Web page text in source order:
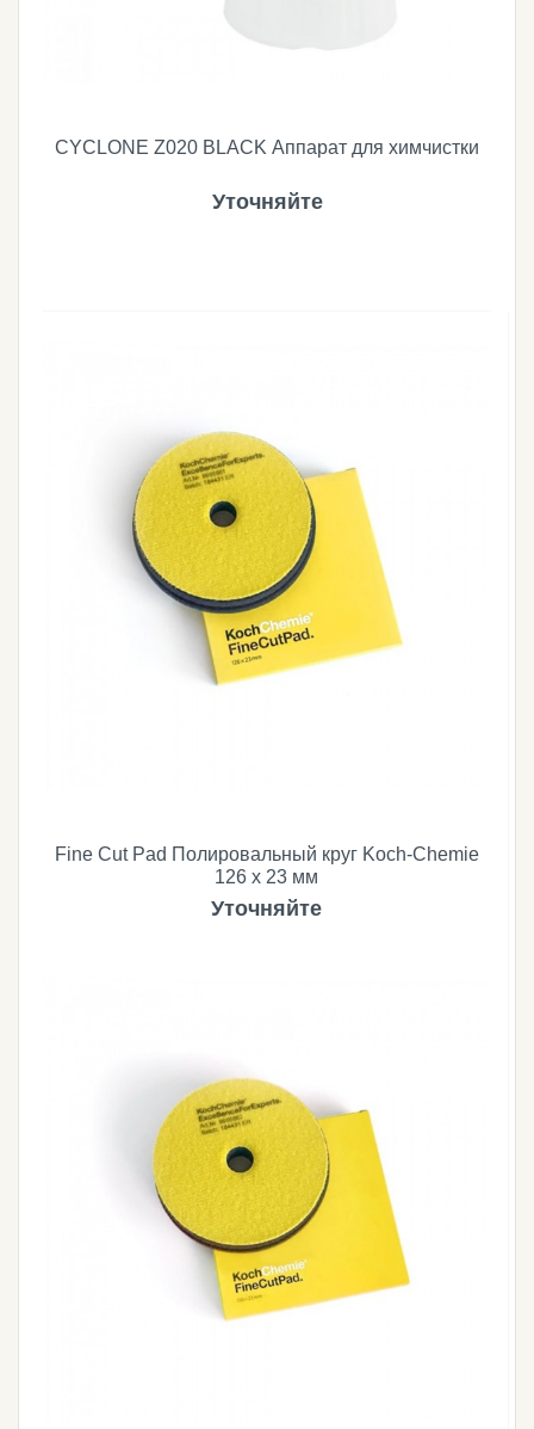
CYCLONE Z020 BLACK Аппарат для химчистки
Уточняйте
Fine Cut Pad Полировальный круг Koch-Chemie
126 х 23 мм
Уточняйте